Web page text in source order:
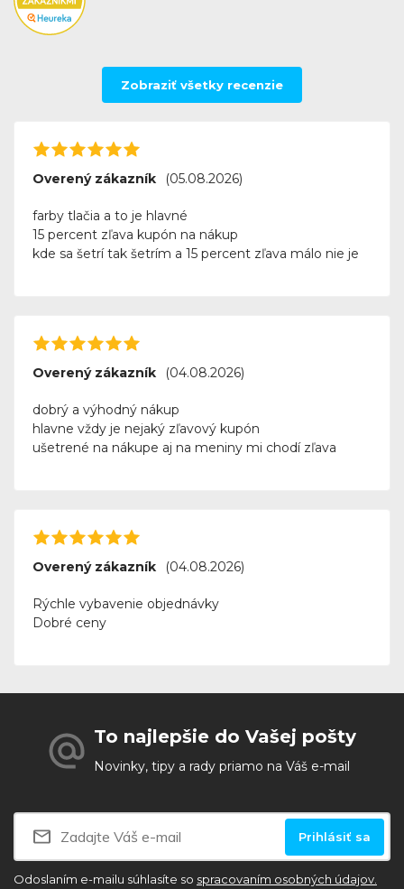
Zobraziť všetky recenzie
Overený zákazník (05.08.2026)
farby tlačia a to je hlavné
15 percent zľava kupón na nákup
kde sa šetrí tak šetrím a 15 percent zľava málo nie je
Overený zákazník (04.08.2026)
dobrý a výhodný nákup
hlavne vždy je nejaký zľavový kupón
ušetrené na nákupe aj na meniny mi chodí zľava
Overený zákazník (04.08.2026)
Rýchle vybavenie objednávky
Dobré ceny
To najlepšie do Vašej pošty
Novinky, tipy a rady priamo na Váš e-mail
Prihlásiť sa
Odoslaním e-mailu súhlasíte so spracovaním osobných údajov.